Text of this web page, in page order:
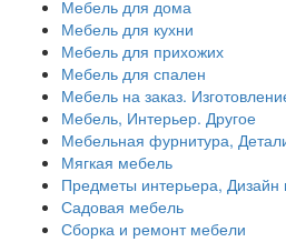
Мебель для дома
Мебель для кухни
Мебель для прихожих
Мебель для спален
Мебель на заказ.
Мебель, Интерьер. Другое
Мебельная фурнитура,
Мягкая мебель
Предметы интерьера, Дизайн
Садовая мебель
Сборка и ремонт мебели